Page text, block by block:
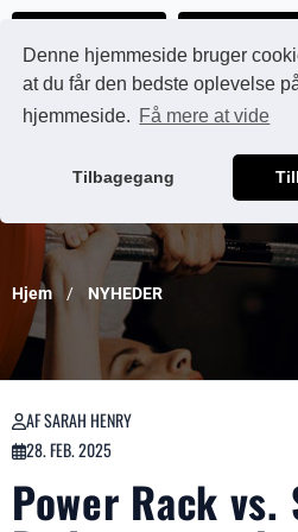
Denne hjemmeside bruger
at du får den bedste oplevelse
hjemmeside. Få mere at vide
Tilbagegang
Få et
Hjem NYHEDER
AF SARAH HENRY
28. FEB. 2025
Power Rack vs.